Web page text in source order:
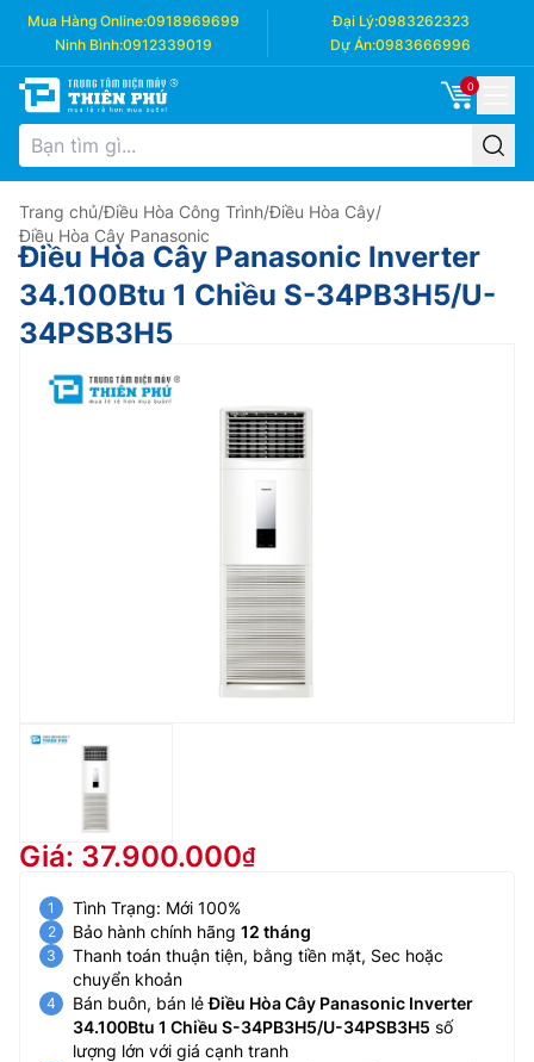
Mua Hàng Online:0918969699 Đại Lý:0983262323
Ninh Bình:0912339019 Dự Án:0983666996
0
Trang chủ/Điều Hòa Công Trình/Điều Hòa Cây/
Điều Hòa Cây Panasonic
Điều Hòa Cây Panasonic Inverter
34.100Btu 1 Chiều S-34PB3H5/U-
34PSB3H5
Giá: 37.900.000
Tình Trạng: Mới 100%
Bảo hành chính hãng 12 tháng
Thanh toán thuận tiện, bằng tiền mặt, Sec hoặc
chuyển khoản
Bán buôn, bán lẻĐiều Hòa Cây Panasonic Inverter
34.100Btu 1 Chiều S-34PB3H5/U-34PSB3H5 số
lượng lớn với giá cạnh tranh